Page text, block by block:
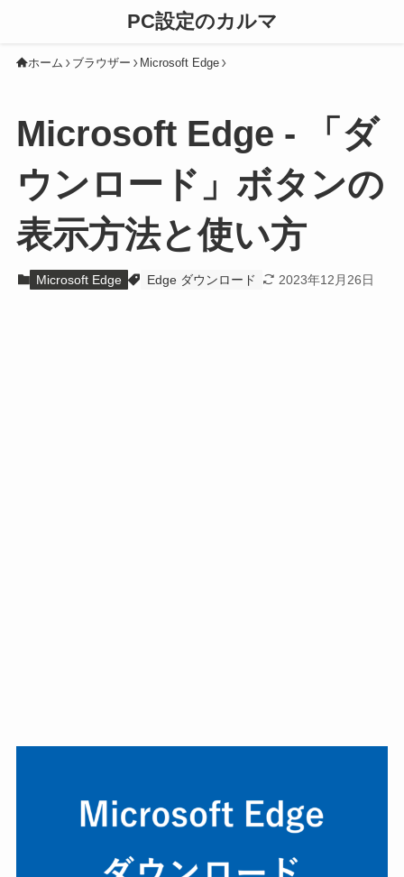
PC設定のカルマ
ホーム ブラウザー Microsoft Edge
Microsoft Edge - 「ダ
ウンロード」ボタンの
表示方法と使い方
Microsoft Edge Edge ダウンロード 2023年12月26日